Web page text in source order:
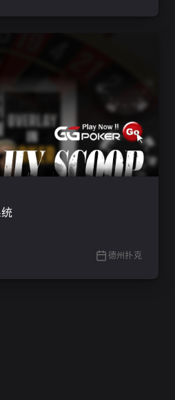
德州扑克